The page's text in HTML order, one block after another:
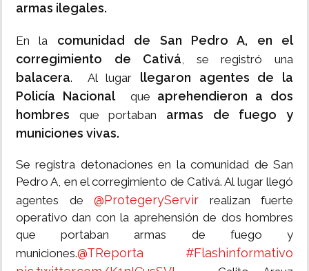
armas ilegales.
En la comunidad de San Pedro A, en el
corregimiento de Cativá, se registró una
balacera. Al lugar llegaron agentes de la
Policía Nacionalque aprehendieron a dos
hombres que portaban armas de fuego y
municiones vivas.
Se registra detonaciones en la comunidad de San
Pedro A, en el corregimiento de Cativá. Al lugar llegó
agentes de @ProtegeryServir realizan fuerte
operativo dan con la aprehensión de dos hombres
que portaban armas de fuego y
municiones.@TReporta
#Flashinformativo